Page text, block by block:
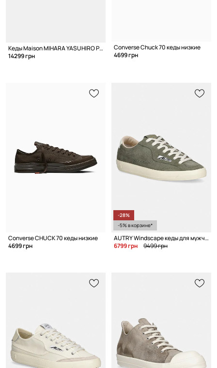
Кеды Maison MIHARA YASUHIRO Peterson Low
14299 грн
Converse Chuck 70 кеды низкие
4699 грн
Converse CHUCK 70 кеды низкие
4699 грн
-28%
-5% в корзине*
AUTRY Windscape кеды для мужчин замшевые
6799 грн
9499 грн